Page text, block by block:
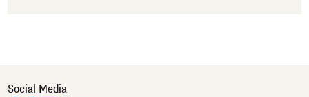
Social Media